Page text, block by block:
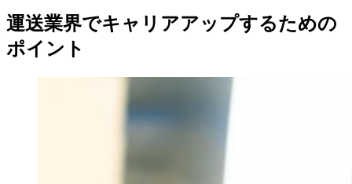
運送業界でキャリアアップするための
ポイント